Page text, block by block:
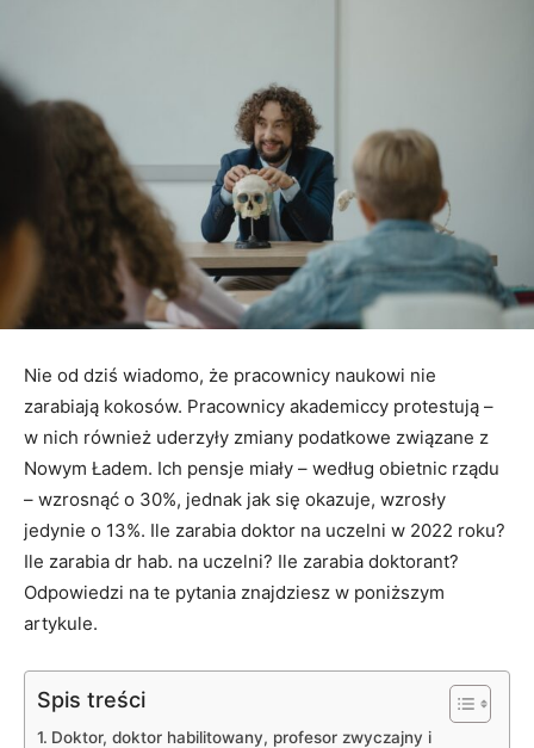
Nie od dziś wiadomo, że pracownicy naukowi nie
zarabiają kokosów. Pracownicy akademiccy protestują –
w nich również uderzyły zmiany podatkowe związane z
Nowym Ładem. Ich pensje miały – według obietnic rządu
– wzrosnąć o 30%, jednak jak się okazuje, wzrosły
jedynie o 13%. Ile zarabia doktor na uczelni w 2022 roku?
Ile zarabia dr hab. na uczelni? Ile zarabia doktorant?
Odpowiedzi na te pytania znajdziesz w poniższym
artykule.
Spis treści
Doktor, doktor habilitowany, profesor zwyczajny i